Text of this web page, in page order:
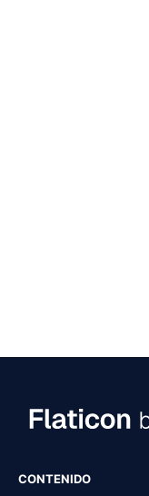
CONTENIDO